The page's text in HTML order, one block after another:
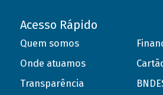
Acesso Rápido
Quem somos
Onde atuamos
Transparência